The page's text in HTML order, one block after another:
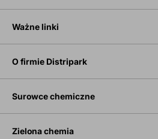
Ważne linki
O firmie Distripark
Surowce chemiczne
Zielona chemia